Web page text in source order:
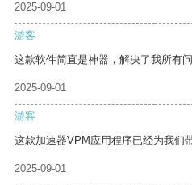
2025-09-01
游客
这款软件简直是神器，解决了我所有问
2025-09-01
游客
这款加速器VPM应用程序已经为我们
2025-09-01